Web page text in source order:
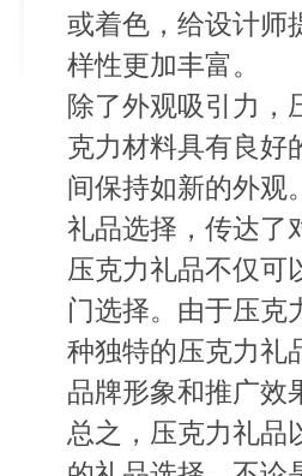
或着色，给设计师
样性更加丰富。
除了外观吸引力，
克力材料具有良好
间保持如新的外观
礼品选择，传达了
压克力礼品不仅可
门选择。由于压克
种独特的压克力礼
品牌形象和推广效
总之，压克力礼品